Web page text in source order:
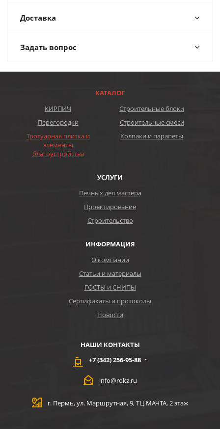
Доставка
Задать вопрос
КАТАЛОГ
КИРПИЧ
Строительные блоки
Перегородки
Строительные смеси
Тротуарная плитка и
элементы
благоустройства
Колпаки и парапеты
УСЛУГИ
Печных дел мастера
Проектирование
Строительство
ИНФОРМАЦИЯ
О компании
Статьи и материалы
ГОСТЫ и СНИПЫ
Сертификаты и протоколы
Новости
НАШИ КОНТАКТЫ
+7 (342) 256-95-88
info@rokz.ru
г. Пермь, ул. Маршрутная, 9, ТЦ МАЧТА, 2 этаж